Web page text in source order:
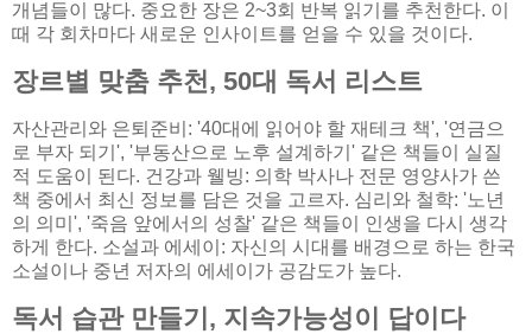
개념들이 많다. 중요한 장은 2~3회 반복 읽기를 추천한다. 이
때 각 회차마다 새로운 인사이트를 얻을 수 있을 것이다.
장르별 맞춤 추천, 50대 독서 리스트
자산관리와 은퇴준비: '40대에 읽어야 할 재테크 책', '연금으
로 부자 되기', '부동산으로 노후 설계하기' 같은 책들이 실질
적 도움이 된다. 건강과 웰빙: 의학 박사나 전문 영양사가 쓴
책 중에서 최신 정보를 담은 것을 고르자. 심리와 철학: '노년
의 의미', '죽음 앞에서의 성찰' 같은 책들이 인생을 다시 생각
하게 한다. 소설과 에세이: 자신의 시대를 배경으로 하는 한국
소설이나 중년 저자의 에세이가 공감도가 높다.
독서 습관 만들기, 지속가능성이 답이다